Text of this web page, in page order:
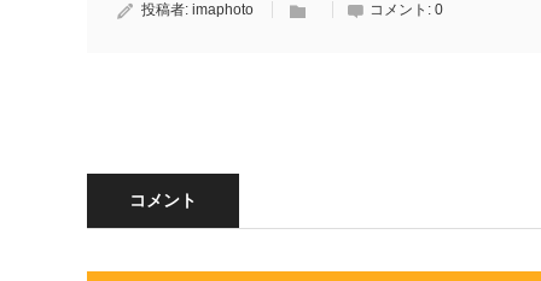
投稿者: imaphoto コメント: 0
コメント